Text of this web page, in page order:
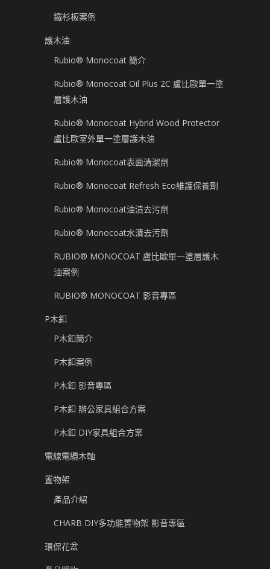
鐵杉板案例
護木油
Rubio® Monocoat 簡介
Rubio® Monocoat Oil Plus 2C 盧比歐單一塗
層護木油
Rubio® Monocoat Hybrid Wood Protector
盧比歐室外單一塗層護木油
Rubio® Monocoat表面清潔劑
Rubio® Monocoat Refresh Eco維護保養劑
Rubio® Monocoat油漬去污劑
Rubio® Monocoat水漬去污劑
RUBIO® MONOCOAT 盧比歐單一塗層護木
油案例
RUBIO® MONOCOAT 影音專區
P木釦
P木釦簡介
P木釦案例
P木釦 影音專區
P木釦 辦公家具組合方案
P木釦 DIY家具組合方案
電線電纜木軸
置物架
產品介紹
CHARB DIY多功能置物架 影音專區
環保花盆